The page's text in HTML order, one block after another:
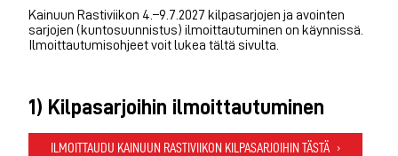
Kainuun Rastiviikon 4.–9.7.2027 kilpasarjojen ja avointen
sarjojen (kuntosuunnistus) ilmoittautuminen on käynnissä.
Ilmoittautumisohjeet voit lukea tältä sivulta.
1) Kilpasarjoihin ilmoittautuminen
ILMOITTAUDU KAINUUN RASTIVIIKON KILPASARJOIHIN TÄSTÄ